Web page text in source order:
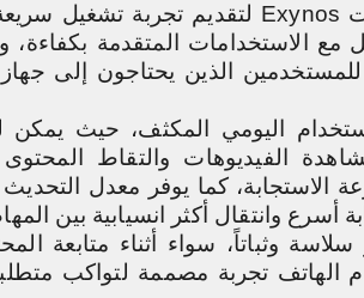
Exynos لتقديم تجربة تشغيل
مع الاستخدامات المتقدمة بكفاءة،
الذين يحتاجون إلى
اليومي المكثف، حيث يمكن
الفيديوهات والتقاط
أسرع وانتقال أكثر انسيابية بين
وثباتاً، سواء أثناء متابعة
الهاتف تجربة مصممة لتواكب